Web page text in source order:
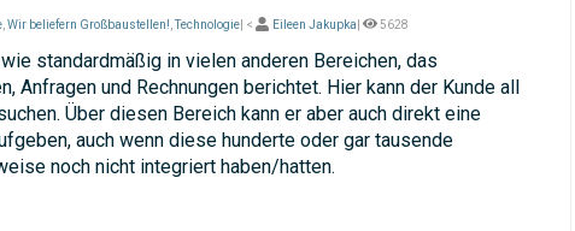
Wir beliefern Großbaustellen! ,Technologie | < Eileen Jakupka 5628
standardmäßig in vielen anderen Bereichen, das
Anfragen und Rechnungen berichtet. Hier kann der Kunde all
Über diesen Bereich kann er aber auch direkt eine
auch wenn diese hunderte oder gar tausende
noch nicht integriert haben/hatten.